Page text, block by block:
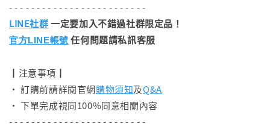
- - - - - - - - - - - - - - - - - - - - - - - - -
LINE社群一定要加入不錯過社群限定品！
官方LINE帳號 任何問題請私訊客服
┃注意事項┃
• 訂購前請詳閱官網購物須知及Q&A
• 下單完成視同100%同意相關內容
- - - - - - - - - - - - - - - - - - - - - - - - -